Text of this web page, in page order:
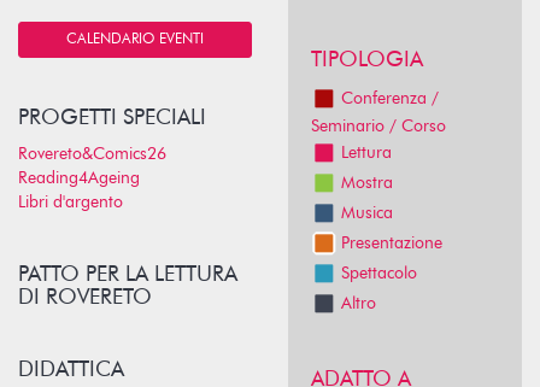
CALENDARIO EVENTI
PROGETTI SPECIALI
Rovereto&Comics26
Reading4Ageing
Libri d'argento
PATTO PER LA LETTURA
DI ROVERETO
DIDATTICA
TIPOLOGIA
Conferenza /
Seminario / Corso
Lettura
Mostra
Musica
Presentazione
Spettacolo
Altro
ADATTO A